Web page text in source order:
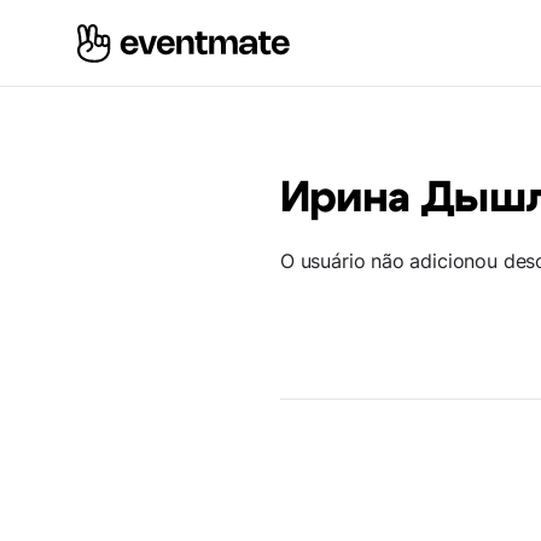
Ирина
O usuário não adicionou